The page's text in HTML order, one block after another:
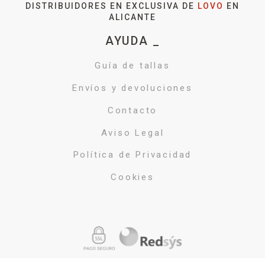
DISTRIBUIDORES EN EXCLUSIVA DE LOVO
EN
ALICANTE
AYUDA _
Guía de tallas
Envíos y devoluciones
Contacto
Aviso Legal
Política de Privacidad
Cookies